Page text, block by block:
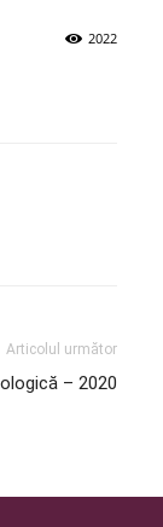
2022
Articolul următor
– 2020